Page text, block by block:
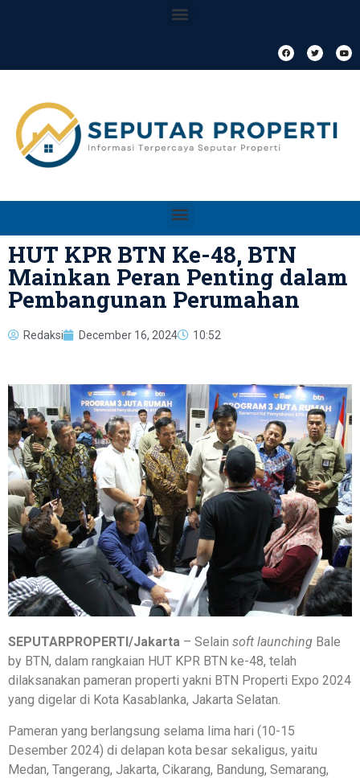
HUT KPR BTN Ke-48, BTN
Mainkan Peran Penting dalam
Pembangunan Perumahan
Redaksi December 16, 2024 10:52
SEPUTARPROPERTI/Jakarta – Selain soft launching Bale
by BTN, dalam rangkaian HUT KPR BTN ke-48, telah
dilaksanakan pameran properti yakni BTN Properti Expo 2024
yang digelar di Kota Kasablanka, Jakarta Selatan.
Pameran yang berlangsung selama lima hari (10-15
Desember 2024) di delapan kota besar sekaligus, yaitu
Medan, Tangerang, Jakarta, Cikarang, Bandung, Semarang,